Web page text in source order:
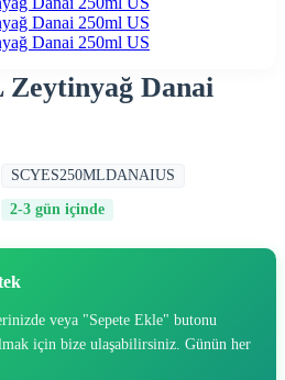
Zeytinyağ Danai
SCYES250MLDANAIUS
2-3 gün içinde
veya "Sepete Ekle" butonu
için bize ulaşabilirsiniz. Günün her